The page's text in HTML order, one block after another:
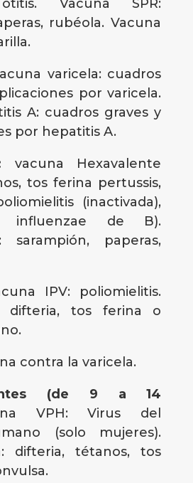
Vacuna SPR:
rubéola. Vacuna
varicela: cuadros
por varicela.
A: cuadros graves y
por hepatitis A.
vacuna Hexavalente
tos ferina pertussis,
(inactivada),
influenzae de B).
sarampión, paperas,
IPV: poliomielitis.
difteria, tos ferina o
contra la varicela.
(de 9 a 14
VPH: Virus del
(solo mujeres).
difteria, tétanos, tos